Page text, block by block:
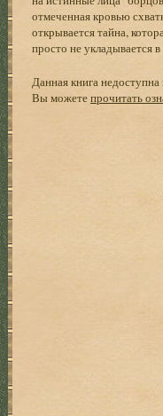
отмеченная кровью
открывается тайна,
просто не укладывается в
Данная книга
Вы можетепрочитать